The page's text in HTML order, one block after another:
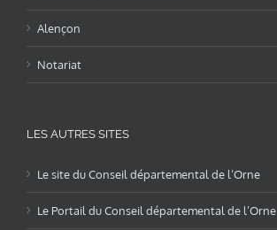
Alençon
Notariat
LES AUTRES SITES
Le site du Conseil départemental de l’Orne
Le Portail du Conseil départemental de l’Orne